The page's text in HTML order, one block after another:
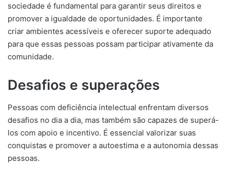
sociedade é fundamental para garantir seus direitos e
promover a igualdade de oportunidades. É importante
criar ambientes acessíveis e oferecer suporte adequado
para que essas pessoas possam participar ativamente da
comunidade.
Desafios e superações
Pessoas com deficiência intelectual enfrentam diversos
desafios no dia a dia, mas também são capazes de superá-
los com apoio e incentivo. É essencial valorizar suas
conquistas e promover a autoestima e a autonomia dessas
pessoas.